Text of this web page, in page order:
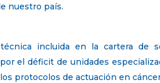
nuestro país.
incluida en la cartera de
el déficit de unidades
protocolos de actuación en